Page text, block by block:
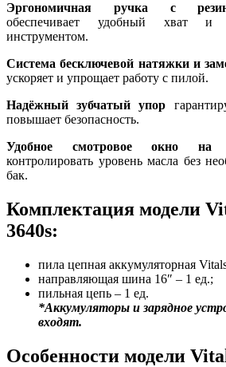
Эргономичная ручка с
обеспечивает удобный хват и
инструментом.
Система бесключевой натяжки и
ускоряет и упрощает работу с пилой.
Надёжный зубчатый упор
повышает безопасность.
Удобное смотровое окно на
контролировать уровень масла без
бак.
Комплектация модели
3640s:
пила цепная аккумуляторная
направляющая шина 16″ – 1 ед.;
пильная цепь – 1 ед.
*Аккумуляторы и зарядное
входят.
Особенности модели